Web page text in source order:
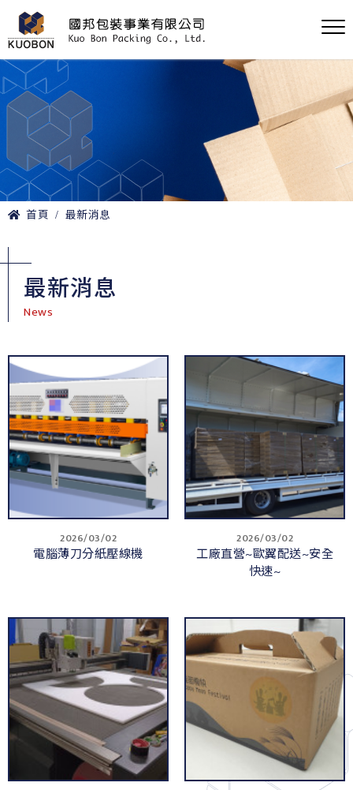
首頁 最新消息
最新消息
News
2026/03/02
電腦薄刀分紙壓線機
2026/03/02
工廠直營~歐翼配送~安全
快速~